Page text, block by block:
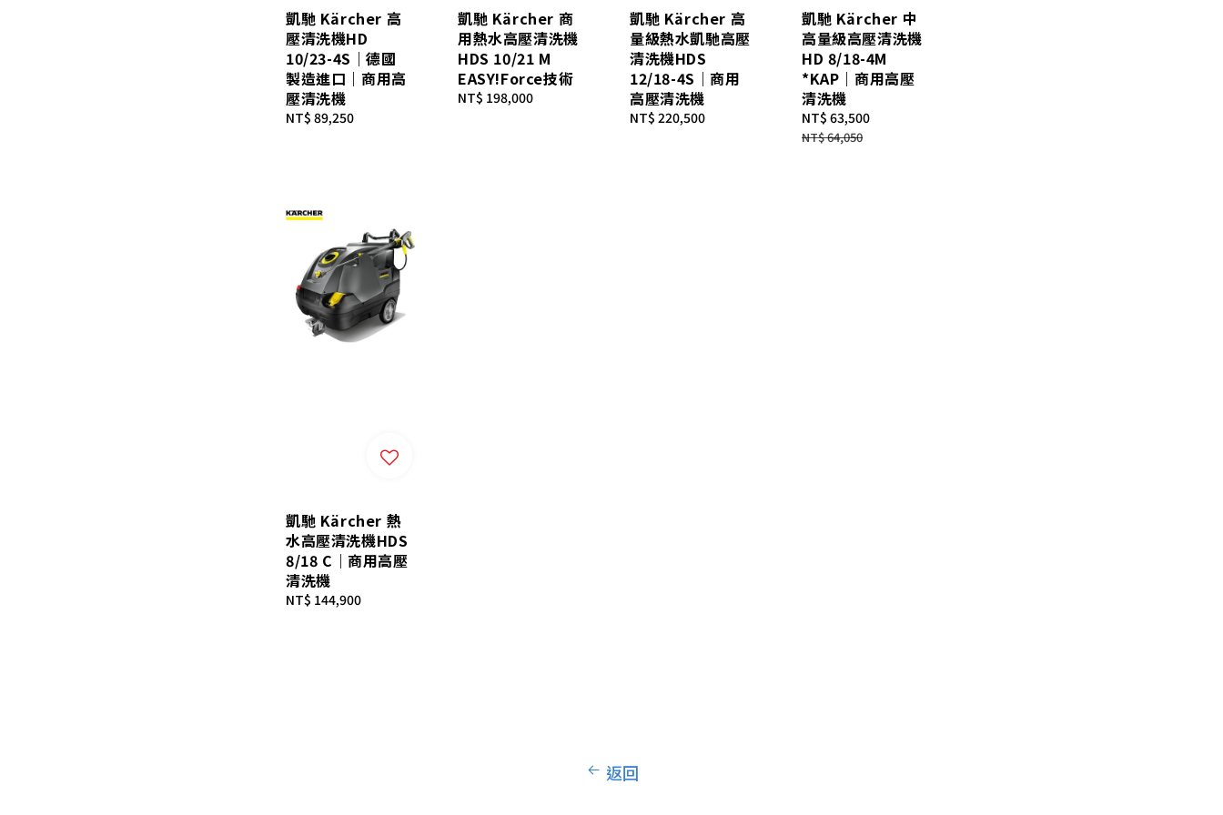
凱馳 Kärcher 高
壓清洗機HD
10/23-4S｜德國
製造進口｜商用高
壓清洗機
Regular
NT$ 89,250
凱馳 Kärcher 商
用熱水高壓清洗機
HDS 10/21 M
EASY!Force技術
Regular
NT$ 198,000
凱馳 Kärcher 高
量級熱水凱馳高壓
清洗機HDS
12/18-4S｜商用
高壓清洗機
Regular
NT$ 220,500
凱馳 Kärcher 中
高量級高壓清洗機
HD 8/18-4M
*KAP｜商用高壓
清洗機
Sale
price
NT$ 63,500
NT$ 64,050
凱馳 Kärcher 熱
水高壓清洗機HDS
8/18 C｜商用高壓
清洗機
Regular
NT$ 144,900
返回